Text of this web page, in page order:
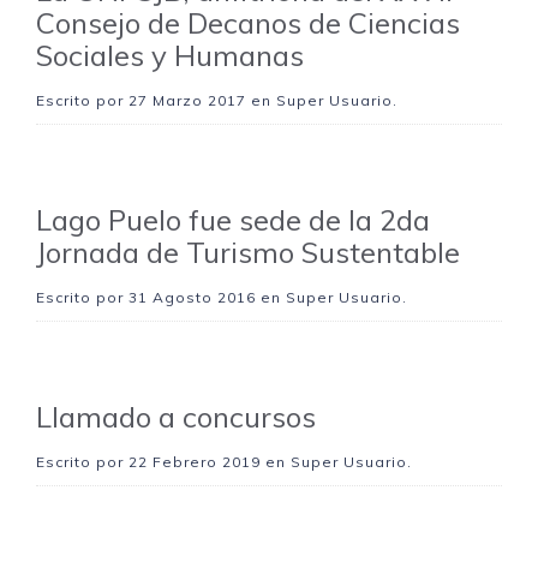
Consejo de Decanos de Ciencias
Sociales y Humanas
Escrito por 27 Marzo 2017 en Super Usuario.
Lago Puelo fue sede de la 2da
Jornada de Turismo Sustentable
Escrito por 31 Agosto 2016 en Super Usuario.
Llamado a concursos
Escrito por 22 Febrero 2019 en Super Usuario.